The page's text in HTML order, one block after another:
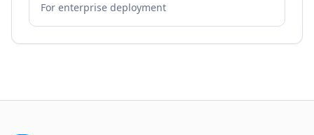
For enterprise deployment